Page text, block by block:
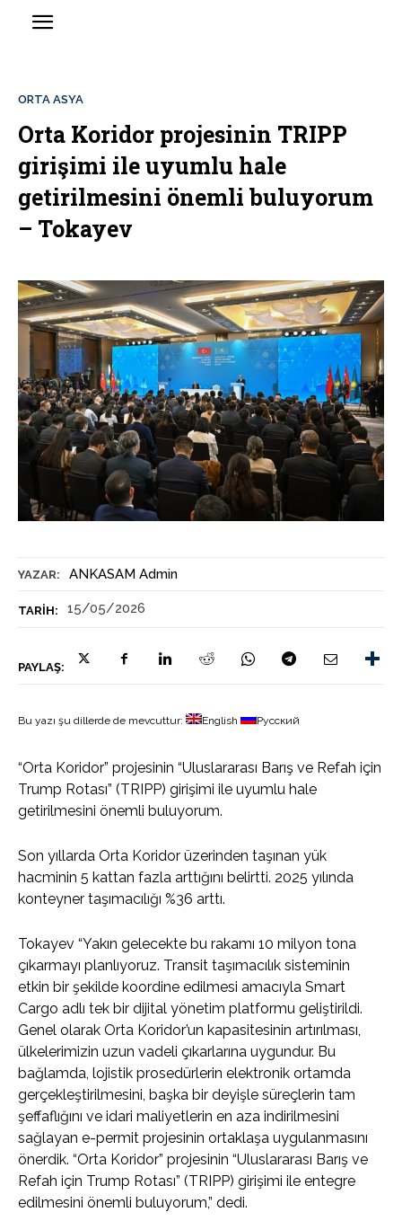
YAZAR: ANKASAM Admin
TARIH: 15/05/2026
PAYLAŞ:
ORTA ASYA
Orta Koridor projesinin TRIPP
girişimi ile uyumlu hale
getirilmesini önemli buluyorum
– Tokayev
Bu yazı şu dillerde de mevcuttur: English Русский
“Orta Koridor” projesinin “Uluslararası Barış ve Refah için
Trump Rotası” (TRIPP) girişimi ile uyumlu hale
getirilmesini önemli buluyorum.
Son yıllarda Orta Koridor üzerinden taşınan yük
hacminin 5 kattan fazla arttığını belirtti. 2025 yılında
konteyner taşımacılığı %36 arttı.
Tokayev “Yakın gelecekte bu rakamı 10 milyon tona
çıkarmayı planlıyoruz. Transit taşımacılık sisteminin
etkin bir şekilde koordine edilmesi amacıyla Smart
Cargo adlı tek bir dijital yönetim platformu geliştirildi.
Genel olarak Orta Koridor’un kapasitesinin artırılması,
ülkelerimizin uzun vadeli çıkarlarına uygundur. Bu
bağlamda, lojistik prosedürlerin elektronik ortamda
gerçekleştirilmesini, başka bir deyişle süreçlerin tam
şeffaflığını ve idari maliyetlerin en aza indirilmesini
sağlayan e-permit projesinin ortaklaşa uygulanmasını
önerdik. “Orta Koridor” projesinin “Uluslararası Barış ve
Refah için Trump Rotası” (TRIPP) girişimi ile entegre
edilmesini önemli buluyorum,” dedi.